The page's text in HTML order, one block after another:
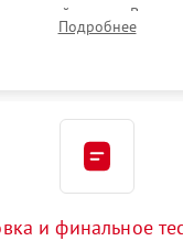
смазки.
его осушенным азотом
Подробнее
и финальное